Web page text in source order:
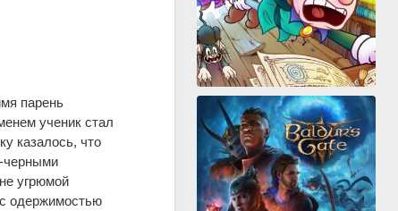
парень
ученик стал
казалось, что
черными
угрюмой
одержимостью